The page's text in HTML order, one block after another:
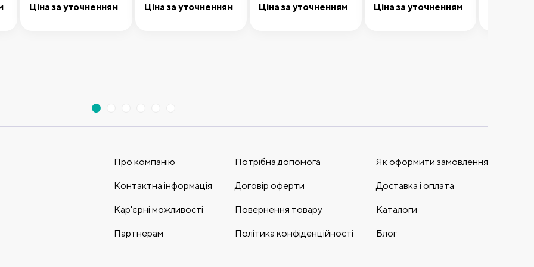
15 см, Helmut Zepf
Ціна за уточненням
Додати до кошика Ціна за уточненням
Передзамовлення
вольфрамовою
Ціна за уточненням
Додати до кошика Ціна за уточненням
Передзамовлення
Про компанію
Контактна інформація
Кар'єрні можливості
Партнерам
Потрібна допомога
Договір оферти
Повернення товару
Політика конфіденційності
Як оформити замовлення
Доставка і оплата
Каталоги
Блог